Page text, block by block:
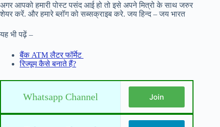
अगर आपको हमारी पोस्ट पसंद आई हो तो इसे अपने मित्रो के साथ जरुर
शेयर करें. और हमारे ब्लॉग को सब्सक्राइब करे. जय हिन्द – जय भारत
यह भी पढ़ें –
बैंक ATM लैटर फॉर्मेट
रिज्यूम कैसे बनाते हैं?
Whatsapp Channel Join